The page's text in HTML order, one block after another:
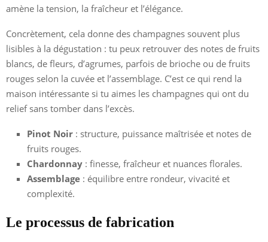
amène la tension, la fraîcheur et l’élégance.
Concrètement, cela donne des champagnes souvent plus
lisibles à la dégustation : tu peux retrouver des notes de fruits
blancs, de fleurs, d’agrumes, parfois de brioche ou de fruits
rouges selon la cuvée et l’assemblage. C’est ce qui rend la
maison intéressante si tu aimes les champagnes qui ont du
relief sans tomber dans l’excès.
Pinot Noir : structure, puissance maîtrisée et notes de
fruits rouges.
Chardonnay : finesse, fraîcheur et nuances florales.
Assemblage : équilibre entre rondeur, vivacité et
complexité.
Le processus de fabrication